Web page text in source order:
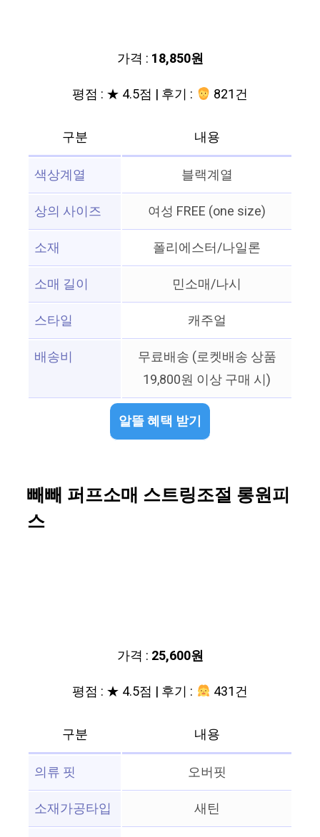
가격 : 18,850원
평점 : ★ 4.5점 | 후기 :
821건
구분
내용
색상계열
블랙계열
상의 사이즈
여성 FREE (one size)
소재
폴리에스터/나일론
소매 길이
민소매/나시
스타일
캐주얼
배송비
무료배송 (로켓배송 상품
19,800원 이상 구매 시)
알뜰 혜택 받기
빼빼 퍼프소매 스트링조절 롱원피
스
가격 : 25,600원
평점 : ★ 4.5점 | 후기 :
431건
구분
내용
의류 핏
오버핏
소재가공타입
새틴